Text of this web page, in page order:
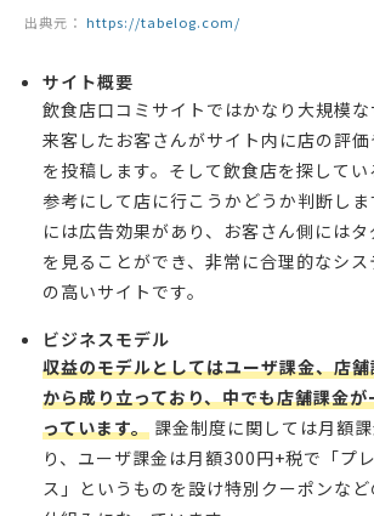
出典元： https://tabelog.com/
サイト概要
飲食店口コミサイトではかなり大規模
来客したお客さんがサイト内に店の評
を投稿します。そして飲食店を探して
参考にして店に行こうかどうか判断し
には広告効果があり、お客さん側には
を見ることができ、非常に合理的なシ
の高いサイトです。
ビジネスモデル
収益のモデルとしてはユーザ課金、店
から成り立っており、中でも店舗課金
っています。 課金制度に関しては月額
り、ユーザ課金は月額300円+税で「プ
ス」というものを設け特別クーポンな